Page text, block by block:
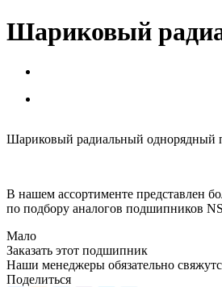
Шариковый
Шариковый радиальный однорядный
В нашем ассортименте представлен
по подбору аналогов подшипников
Мало
Заказать этот подшипник
Наши менеджеры обязательно
Поделиться